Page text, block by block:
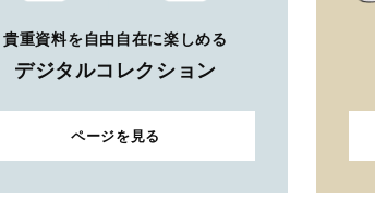
貴重資料を自由自在に楽しめる
デジタルコレクション
ページを見る